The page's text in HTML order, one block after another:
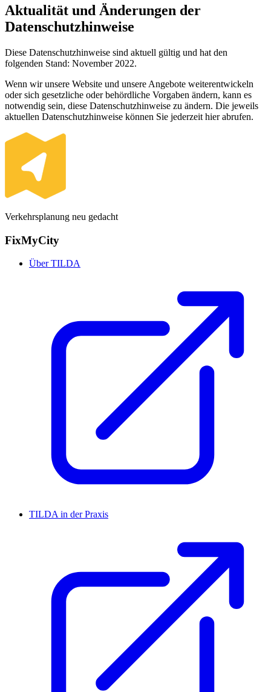
Aktualität und Änderungen der
Datenschutzhinweise
Diese Datenschutzhinweise sind aktuell gültig und hat den
folgenden Stand: November 2022.
Wenn wir unsere Website und unsere Angebote weiterentwickeln
oder sich gesetzliche oder behördliche Vorgaben ändern, kann es
notwendig sein, diese Datenschutzhinweise zu ändern. Die jeweils
aktuellen Datenschutzhinweise können Sie jederzeit hier abrufen.
Verkehrsplanung neu gedacht
FixMyCity
Über TILDA
TILDA in der Praxis